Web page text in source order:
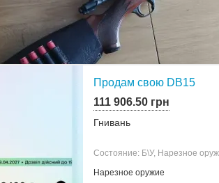
Продам свою DB15
111 906.50 грн
Гнивань
Состояние: Б\У, Нарезное
Нарезное оружие